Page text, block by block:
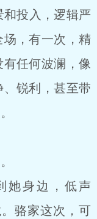
投入，逻辑严
，有一次，精
任何波澜，像
锐利，甚至带
身边，低声
骆家这次，可